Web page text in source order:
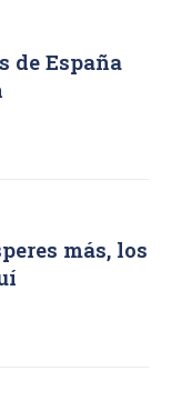
de España
más, los